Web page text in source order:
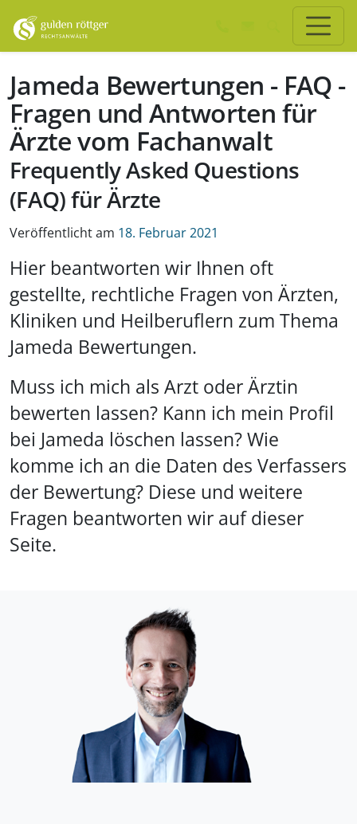
Jameda Bewertungen - FAQ -
Fragen und Antworten für
Ärzte vom Fachanwalt
Frequently Asked Questions
(FAQ) für Ärzte
Veröffentlicht am 18. Februar 2021
Hier beantworten wir Ihnen oft
gestellte, rechtliche Fragen von Ärzten,
Kliniken und Heilberuflern zum Thema
Jameda Bewertungen.
Muss ich mich als Arzt oder Ärztin
bewerten lassen? Kann ich mein Profil
bei Jameda löschen lassen? Wie
komme ich an die Daten des Verfassers
der Bewertung? Diese und weitere
Fragen beantworten wir auf dieser
Seite.